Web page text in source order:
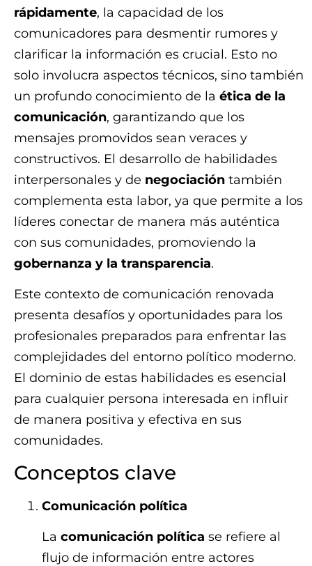
rápidamente, la capacidad de los
comunicadores para desmentir rumores y
clarificar la información es crucial. Esto no
solo involucra aspectos técnicos, sino también
un profundo conocimiento de la ética de la
comunicación, garantizando que los
mensajes promovidos sean veraces y
constructivos. El desarrollo de habilidades
interpersonales y de negociación también
complementa esta labor, ya que permite a los
líderes conectar de manera más auténtica
con sus comunidades, promoviendo la
gobernanza y la transparencia.
Este contexto de comunicación renovada
presenta desafíos y oportunidades para los
profesionales preparados para enfrentar las
complejidades del entorno político moderno.
El dominio de estas habilidades es esencial
para cualquier persona interesada en influir
de manera positiva y efectiva en sus
comunidades.
Conceptos clave
Comunicación política
La comunicación política se refiere al
flujo de información entre actores